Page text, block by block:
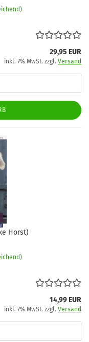
29,95 EUR
inkl. 7% MwSt. zzgl. Versand
Horst)
14,99 EUR
inkl. 7% MwSt. zzgl. Versand